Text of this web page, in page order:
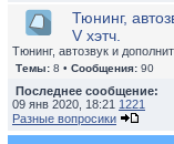
Тюнинг,
V хэтч.
Тюнинг, автозвук и
Темы: 8 • Сообщения: 90
Последнее сообщение:
09 янв 2020, 18:21 1221
Разные вопросики